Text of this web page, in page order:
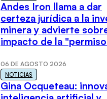
Andes Iron llama a dar
certeza jurídica a la
minera y advierte
impacto de la
06 DE AGOSTO 2026
NOTICIAS
Gina Ocqueteau: